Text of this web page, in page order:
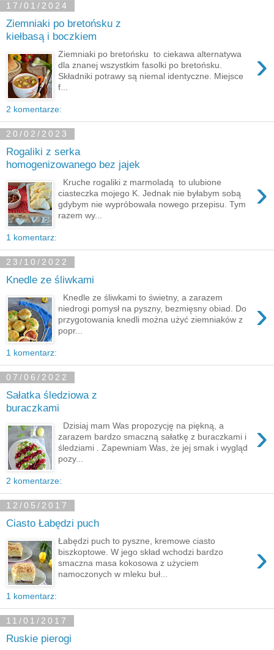
17/01/2024
Ziemniaki po bretońsku z
kiełbasą i boczkiem
›
Ziemniaki po bretońsku to ciekawa alternatywa
dla znanej wszystkim fasolki po bretońsku.
Składniki potrawy są niemal identyczne. Miejsce
f...
2 komentarze:
20/02/2023
Rogaliki z serka
homogenizowanego bez jajek
›
Kruche rogaliki z marmoladą to ulubione
ciasteczka mojego K. Jednak nie byłabym sobą
gdybym nie wypróbowała nowego przepisu. Tym
razem wy...
1 komentarz:
23/10/2022
Knedle ze śliwkami
›
Knedle ze śliwkami to świetny, a zarazem
niedrogi pomysł na pyszny, bezmięsny obiad. Do
przygotowania knedli można użyć ziemniaków z
popr...
1 komentarz:
07/06/2022
Sałatka śledziowa z
buraczkami
›
Dzisiaj mam Was propozycję na piękną, a
zarazem bardzo smaczną sałatkę z buraczkami i
śledziami . Zapewniam Was, że jej smak i wygląd
pozy...
2 komentarze:
12/05/2017
Ciasto Łabędzi puch
›
Łabędzi puch to pyszne, kremowe ciasto
biszkoptowe. W jego skład wchodzi bardzo
smaczna masa kokosowa z użyciem
namoczonych w mleku buł...
1 komentarz:
11/01/2017
Ruskie pierogi